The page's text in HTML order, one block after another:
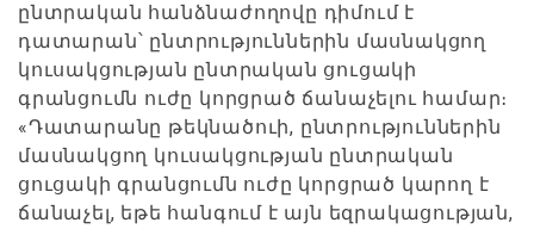
ընտրական հանձնաժողովը դիմում է
դատարան՝ ընտրություններին մասնակցող
կուսակցության ընտրական ցուցակի
գրանցումն ուժը կորցրած ճանաչելու համար։
«Դատարանը թեկնածուի, ընտրություններին
մասնակցող կուսակցության ընտրական
ցուցակի գրանցումն ուժը կորցրած կարող է
ճանաչել, եթե հանգում է այն եզրակացության,